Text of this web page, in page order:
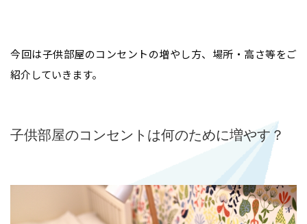
今回は子供部屋のコンセントの増やし方、場所・高さ等をご
紹介していきます。
子供部屋のコンセントは何のために増やす？